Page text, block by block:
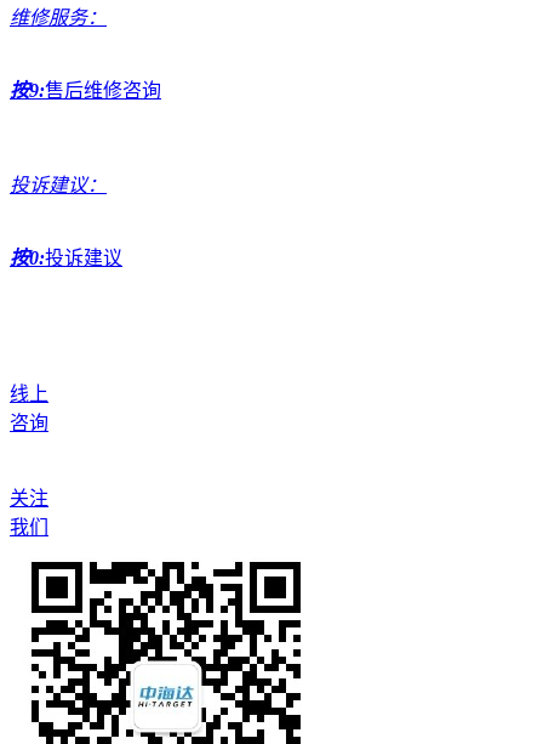
维修服务：
按9:售后维修咨询
投诉建议：
按0:投诉建议
线上
咨询
关注
我们